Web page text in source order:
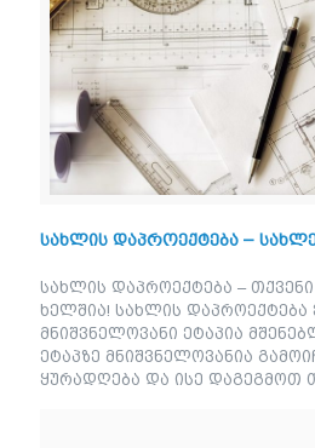
სახლის დაპროექტება –
სახლის დაპროექტება –
ხელშია! სახლის
მნიშვნელოვანი ეტაპია
ეტაპზე მნიშვნელოვანია
ყურადღება და ისე დაგეგმოთ